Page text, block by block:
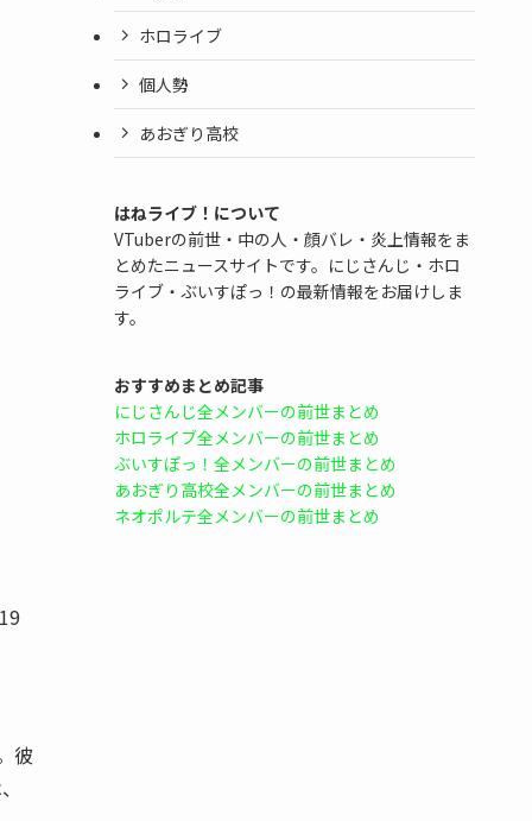
彼
ホロライブ
個人勢
あおぎり高校
はねライブ！について
VTuberの前世・中の人・顔バレ・炎上情報をま
とめたニュースサイトです。にじさんじ・ホロ
ライブ・ぶいすぽっ！の最新情報をお届けしま
す。
おすすめまとめ記事
にじさんじ全メンバーの前世まとめ
ホロライブ全メンバーの前世まとめ
ぶいすぽっ！全メンバーの前世まとめ
あおぎり高校全メンバーの前世まとめ
ネオポルテ全メンバーの前世まとめ